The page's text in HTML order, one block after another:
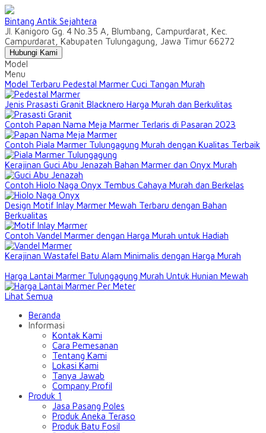
Bintang Antik Sejahtera
Jl. Kanigoro Gg. 4 No.35 A, Blumbang, Campurdarat, Kec.
Campurdarat, Kabupaten Tulungagung, Jawa Timur 66272
Hubungi Kami
Model
Menu
Model Terbaru Pedestal Marmer Cuci Tangan Murah
Jenis Prasasti Granit Blacknero Harga Murah dan Berkulitas
Contoh Papan Nama Meja Marmer Terlaris di Pasaran 2023
Contoh Piala Marmer Tulungagung Murah dengan Kualitas Terbaik
Kerajinan Guci Abu Jenazah Bahan Marmer dan Onyx Murah
Contoh Hiolo Naga Onyx Tembus Cahaya Murah dan Berkelas
Design Motif Inlay Marmer Mewah Terbaru dengan Bahan
Berkualitas
Contoh Vandel Marmer dengan Harga Murah untuk Hadiah
Kerajinan Wastafel Batu Alam Minimalis dengan Harga Murah
Harga Lantai Marmer Tulungagung Murah Untuk Hunian Mewah
Lihat Semua
Beranda
Informasi
Kontak Kami
Cara Pemesanan
Tentang Kami
Lokasi Kami
Tanya Jawab
Company Profil
Produk 1
Jasa Pasang Poles
Produk Aneka Teraso
Produk Batu Fosil